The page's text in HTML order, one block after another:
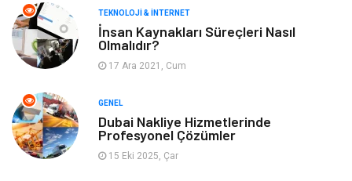
Gayrimenkul Spor
Finans& Ekonomi Anne & Çocuk
Genel Kültür
Ev İşleri
TEKNOLOJI & İNTERNET
İnsan Kaynakları Süreçleri Nasıl
Olmalıdır?
17 Ara 2021, Cum
GENEL
Dubai Nakliye Hizmetlerinde
Profesyonel Çözümler
15 Eki 2025, Çar